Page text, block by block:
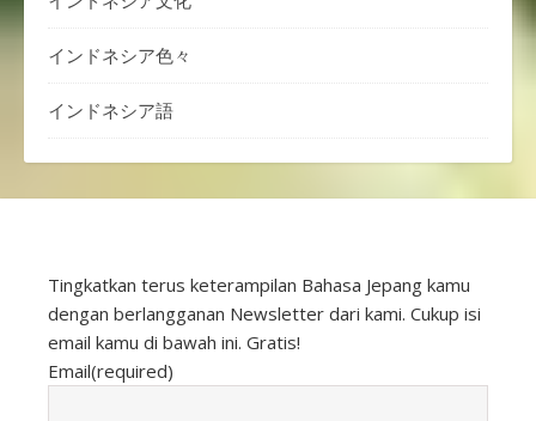
インドネシア色々
インドネシア語
Tingkatkan terus keterampilan Bahasa Jepang kamu
dengan berlangganan Newsletter dari kami. Cukup isi
email kamu di bawah ini. Gratis!
Email(required)